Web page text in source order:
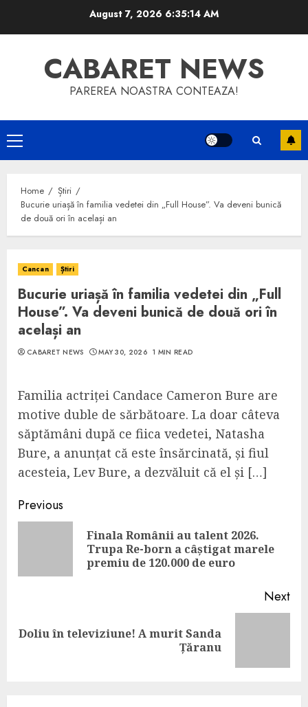
August 7, 2026 6:35:14 AM
CABARET NEWS
PAREREA NOASTRA CONTEAZA!
Primary
Menu
Home
Știri
Bucurie uriașă în familia vedetei din „Full House”. Va deveni bunică
de două ori în același an
Cancan Știri
Bucurie uriașă în familia vedetei din „Full
House”. Va deveni bunică de două ori în
același an
CABARET NEWS MAY 30, 2026 1 MIN READ
Familia actriței Candace Cameron Bure are
motive duble de sărbătoare. La doar câteva
săptămâni după ce fiica vedetei, Natasha
Bure, a anunțat că este însărcinată, și fiul
acesteia, Lev Bure, a dezvăluit că el și […]
Continue
Reading
Previous
Finala Românii au talent 2026.
Trupa Re-born a câștigat marele
premiu de 120.000 de euro
Next
Next
Doliu în televiziune! A murit Sanda
Țăranu